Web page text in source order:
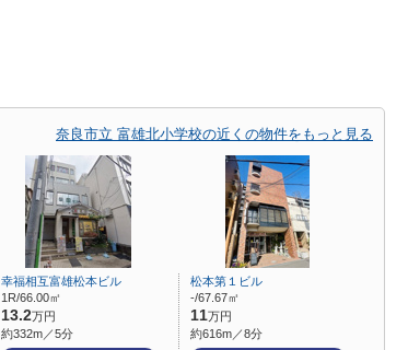
奈良市立 富雄北小学校の近くの物件をもっと見る
幸福相互富雄松本ビル
1R/66.00㎡
13.2万円
約332m／5分
松本第１ビル
-/67.67㎡
11万円
約616m／8分